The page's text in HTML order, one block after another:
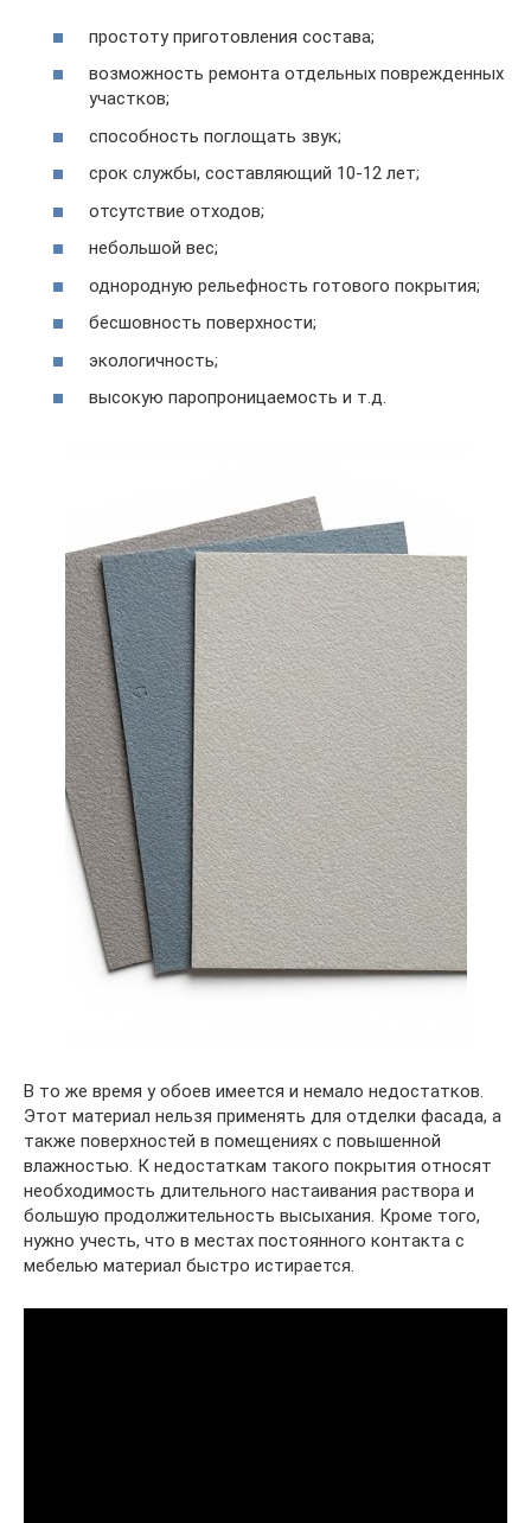
простоту приготовления состава;
возможность ремонта отдельных поврежденных
участков;
способность поглощать звук;
срок службы, составляющий 10-12 лет;
отсутствие отходов;
небольшой вес;
однородную рельефность готового покрытия;
бесшовность поверхности;
экологичность;
высокую паропроницаемость и т.д.
В то же время у обоев имеется и немало недостатков.
Этот материал нельзя применять для отделки фасада, а
также поверхностей в помещениях с повышенной
влажностью. К недостаткам такого покрытия относят
необходимость длительного настаивания раствора и
большую продолжительность высыхания. Кроме того,
нужно учесть, что в местах постоянного контакта с
мебелью материал быстро истирается.